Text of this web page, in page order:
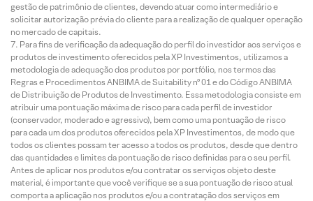
gestão de patrimônio de clientes, devendo atuar como intermediário e
solicitar autorização prévia do cliente para a realização de qualquer operação
no mercado de capitais.
Para fins de verificação da adequação do perfil do investidor aos serviços e
produtos de investimento oferecidos pela XP Investimentos, utilizamos a
metodologia de adequação dos produtos por portfólio, nos termos das
Regras e Procedimentos ANBIMA de Suitability nº 01 e do Código ANBIMA
de Distribuição de Produtos de Investimento. Essa metodologia consiste em
atribuir uma pontuação máxima de risco para cada perfil de investidor
(conservador, moderado e agressivo), bem como uma pontuação de risco
para cada um dos produtos oferecidos pela XP Investimentos, de modo que
todos os clientes possam ter acesso a todos os produtos, desde que dentro
das quantidades e limites da pontuação de risco definidas para o seu perfil.
Antes de aplicar nos produtos e/ou contratar os serviços objeto deste
material, é importante que você verifique se a sua pontuação de risco atual
comporta a aplicação nos produtos e/ou a contratação dos serviços em